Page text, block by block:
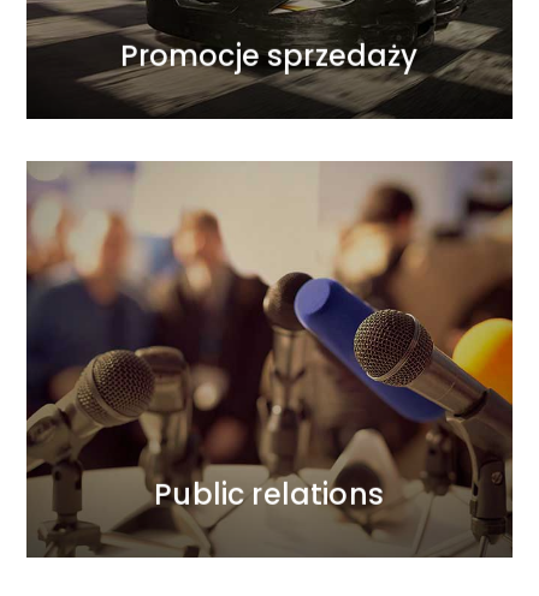
Promocje sprzedaży
Public relations
Public relations
Dbamy o zaufanie do marek klientów i ich dobre
relacje z otoczeniem. W naszych działaniach PR
stawiamy na wiarygodność. Wieloletnie i dobre
relacje z dziennikarzami przekładamy na wartość dla
klientów. Działamy odważnie, ale z rozwagą.
WIĘCEJ